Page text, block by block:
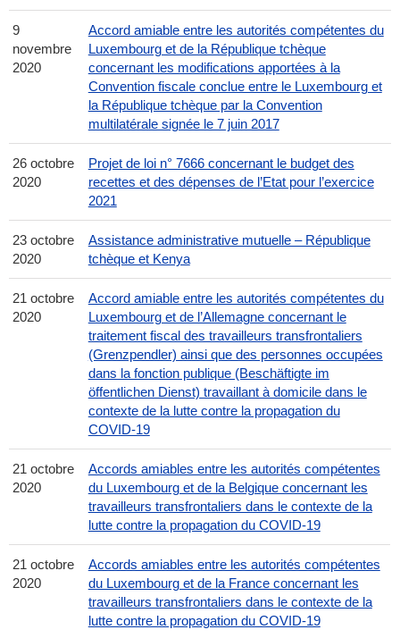
9
novembre
2020
Accord amiable entre les autorités compétentes du
Luxembourg et de la République tchèque
concernant les modifications apportées à la
Convention fiscale conclue entre le Luxembourg et
la République tchèque par la Convention
multilatérale signée le 7 juin 2017
26 octobre
2020
Projet de loi n° 7666 concernant le budget des
recettes et des dépenses de l’Etat pour l’exercice
2021
23 octobre
2020
Assistance administrative mutuelle – République
tchèque et Kenya
21 octobre
2020
Accord amiable entre les autorités compétentes du
Luxembourg et de l’Allemagne concernant le
traitement fiscal des travailleurs transfrontaliers
(Grenzpendler) ainsi que des personnes occupées
dans la fonction publique (Beschäftigte im
öffentlichen Dienst) travaillant à domicile dans le
contexte de la lutte contre la propagation du
COVID-19
21 octobre
2020
Accords amiables entre les autorités compétentes
du Luxembourg et de la Belgique concernant les
travailleurs transfrontaliers dans le contexte de la
lutte contre la propagation du COVID-19
21 octobre
2020
Accords amiables entre les autorités compétentes
du Luxembourg et de la France concernant les
travailleurs transfrontaliers dans le contexte de la
lutte contre la propagation du COVID-19